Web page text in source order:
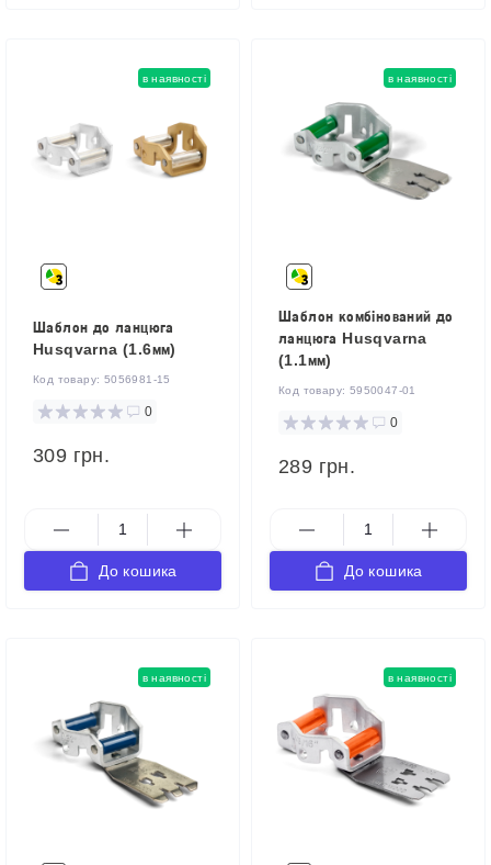
в наявності
Шаблон до ланцюга
Husqvarna (1.6мм)
Код товару: 5056981-15
0
309 грн.
До кошика
в наявності
Шаблон комбінований до
ланцюга Husqvarna
(1.1мм)
Код товару: 5950047-01
0
289 грн.
До кошика
в наявності в наявності